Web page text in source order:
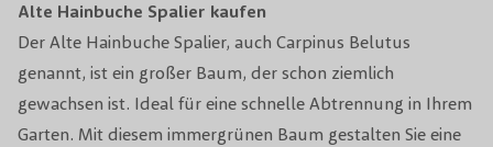
Alte Hainbuche Spalier kaufen
Der Alte Hainbuche Spalier, auch Carpinus Belutus
genannt, ist ein großer Baum, der schon ziemlich
gewachsen ist. Ideal für eine schnelle Abtrennung in Ihrem
Garten. Mit diesem immergrünen Baum gestalten Sie eine
Beschneidungsperiode
Alle
Wachstumsrate Relativ langsam